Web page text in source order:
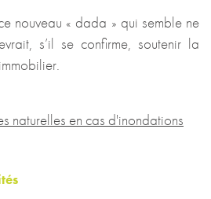
nouveau « dada » qui semble ne
s’il se confirme, soutenir la
naturelles en cas d'inondations